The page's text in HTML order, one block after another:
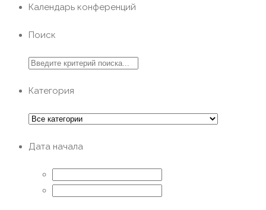
Календарь конференций
Поиск
Категория
Дата начала